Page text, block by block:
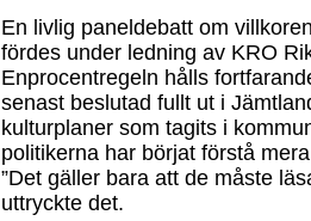
En livlig paneldebatt om
fördes under ledning av KRO
Enprocentregeln hålls
senast beslutad fullt ut i
kulturplaner som tagits i
politikerna har börjat förstå
”Det gäller bara att de måste
uttryckte det.